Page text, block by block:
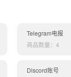
Telegram电报
商品数量：4
Discord账号